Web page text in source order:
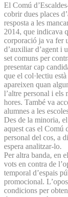
El Comú
cobrir dues places
resposta a les
2014, que indicava
corporació ja va fer
d’auxiliar d’agent i
set comuns per
presentar cap
que el col·lectiu
apareixen quan
l’altre personal i els
hores. També va
alumnes a les
Des de la minoria,
aquest cas el Comú
personal del cos, a
espera analitzar-lo.
Per altra banda, en
vots en contra de
temporal d’espais
promocional.
condicions per